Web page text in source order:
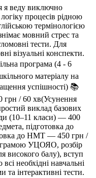
я веду виключно
процесів рідною
термінологією
мовний стрес та
тести. Для
візуальні конспекти.
програма (4 - 6
матеріалу на
успішності) 📚
/ 60 хв(Усунення
виклад базових
(10–11 класи) — 400
підготовка до
до НМТ — 450 грн /
УЦОЯО, розбір
високого балу), вступ
необхідні навчальні
та інтерактивні тести.